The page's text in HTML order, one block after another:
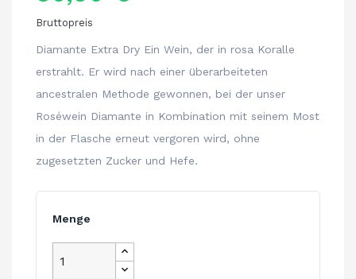
Bruttopreis
Diamante Extra Dry Ein Wein, der in rosa Koralle
erstrahlt. Er wird nach einer überarbeiteten
ancestralen Methode gewonnen, bei der unser
Roséwein Diamante in Kombination mit seinem Most
in der Flasche erneut vergoren wird, ohne
zugesetzten Zucker und Hefe.
Menge